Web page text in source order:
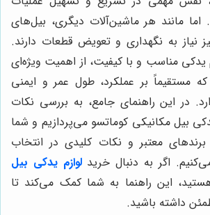
اما مانند هر ماشین‌آلات دیگری، بیل‌های
نیاز به نگهداری و تعویض قطعات دارند.
یدکی مناسب و با کیفیت، از اهمیت ویژه‌ای
که مستقیماً بر عملکرد، طول عمر و ایمنی
در این راهنمای جامع، به بررسی نکات
بیل مکانیکی کوماتسو می‌پردازیم و شما
برندهای معتبر و نکات کلیدی در انتخاب
اگر به دنبال خریدلوازم یدکی بیل
این راهنما به شما کمک می‌کند تا
داشته باشید.